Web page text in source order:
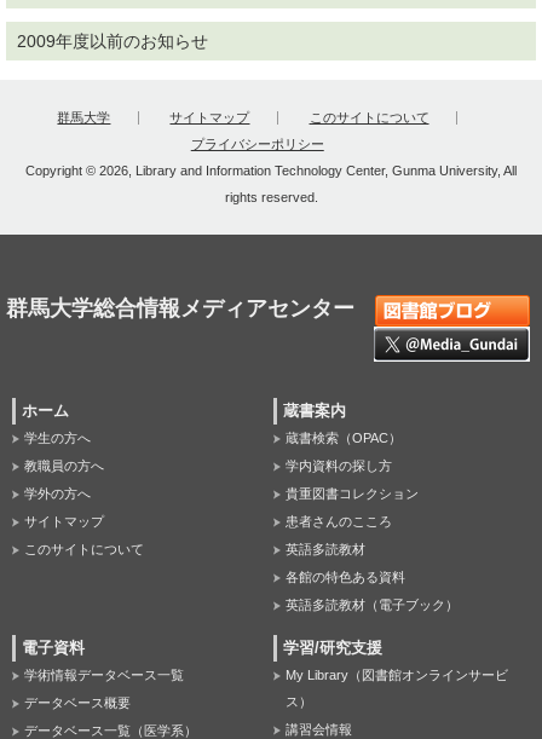
2009年度以前のお知らせ
群馬大学 サイトマップ
このサイトについて
プライバシーポリシー
Copyright © 2026, Library and Information Technology Center, Gunma University, All
rights reserved.
群馬大学総合情報メディアセンター
ホーム
学生の方へ
教職員の方へ
学外の方へ
サイトマップ
このサイトについて
蔵書案内
蔵書検索（OPAC）
学内資料の探し方
貴重図書コレクション
患者さんのこころ
英語多読教材
各館の特色ある資料
英語多読教材（電子ブック）
電子資料
学術情報データベース一覧
データベース概要
データベース一覧（医学系）
学習/研究支援
My Library（図書館オンラインサービ
ス）
講習会情報